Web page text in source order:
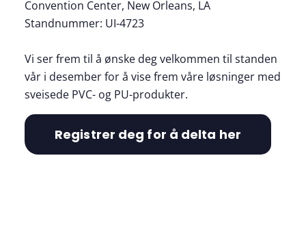
Convention Center, New Orleans, LA
Standnummer: UI-4723
Vi ser frem til å ønske deg velkommen til standen
vår i desember for å vise frem våre løsninger med
sveisede PVC- og PU-produkter.
Registrer deg for å delta her